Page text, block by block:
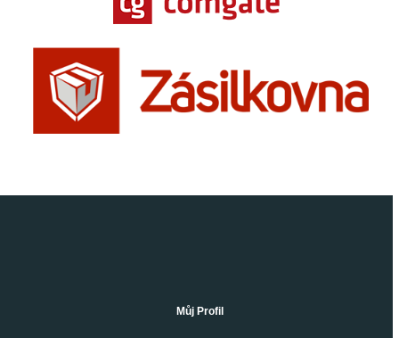
Můj Profil